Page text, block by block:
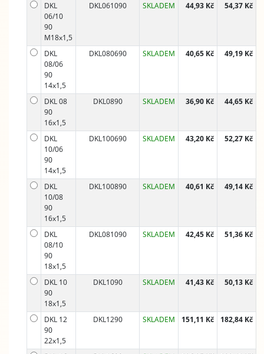
DKL
06/10
90
M18x1,5
DKL061090 SKLADEM 44,93 Kč 54,37 Kč
DKL
08/06
90
14x1,5
DKL080690 SKLADEM 40,65 Kč 49,19 Kč
DKL 08
90
16x1,5
DKL0890 SKLADEM 36,90 Kč 44,65 Kč
DKL
10/06
90
14x1,5
DKL100690 SKLADEM 43,20 Kč 52,27 Kč
DKL
10/08
90
16x1,5
DKL100890 SKLADEM 40,61 Kč 49,14 Kč
DKL
08/10
90
18x1,5
DKL081090 SKLADEM 42,45 Kč 51,36 Kč
DKL 10
90
18x1,5
DKL1090 SKLADEM 41,43 Kč 50,13 Kč
DKL 12
90
22x1,5
DKL1290 SKLADEM 151,11 Kč 182,84 Kč